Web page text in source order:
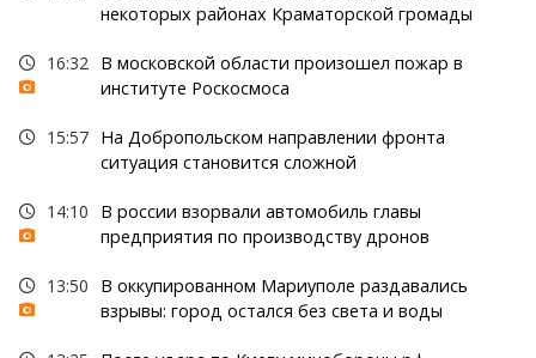
некоторых районах Краматорской громады
16:32 В московской области произошел пожар в
институте Роскосмоса
15:57 На Добропольском направлении фронта
ситуация становится сложной
14:10
В россии взорвали автомобиль главы
предприятия по производству дронов
13:50
В оккупированном Мариуполе раздавались
взрывы: город остался без света и воды